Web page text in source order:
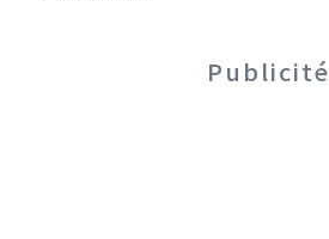
Publicité